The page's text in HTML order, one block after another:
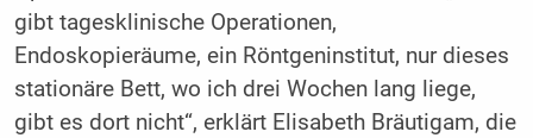
gibt tagesklinische Operationen,
Endoskopieräume, ein Röntgeninstitut, nur dieses
stationäre Bett, wo ich drei Wochen lang liege,
gibt es dort nicht“, erklärt Elisabeth Bräutigam, die